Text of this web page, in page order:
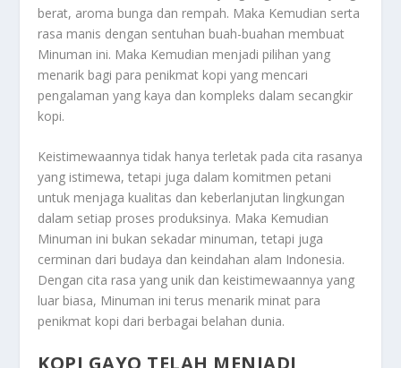
berat, aroma bunga dan rempah. Maka Kemudian serta
rasa manis dengan sentuhan buah-buahan membuat
Minuman ini. Maka Kemudian menjadi pilihan yang
menarik bagi para penikmat kopi yang mencari
pengalaman yang kaya dan kompleks dalam secangkir
kopi.
Keistimewaannya tidak hanya terletak pada cita rasanya
yang istimewa, tetapi juga dalam komitmen petani
untuk menjaga kualitas dan keberlanjutan lingkungan
dalam setiap proses produksinya. Maka Kemudian
Minuman ini bukan sekadar minuman, tetapi juga
cerminan dari budaya dan keindahan alam Indonesia.
Dengan cita rasa yang unik dan keistimewaannya yang
luar biasa, Minuman ini terus menarik minat para
penikmat kopi dari berbagai belahan dunia.
KOPI GAYO TELAH MENJADI